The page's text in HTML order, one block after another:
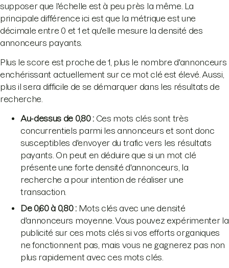
supposer que l'échelle est à peu près la même. La
principale différence ici est que la métrique est une
décimale entre 0 et 1 et qu'elle mesure la densité des
annonceurs payants.
Plus le score est proche de 1, plus le nombre d'annonceurs
enchérissant actuellement sur ce mot clé est élevé. Aussi,
plus il sera difficile de se démarquer dans les résultats de
recherche.
Au-dessus de 0,80 : Ces mots clés sont très
concurrentiels parmi les annonceurs et sont donc
susceptibles d'envoyer du trafic vers les résultats
payants. On peut en déduire que si un mot clé
présente une forte densité d'annonceurs, la
recherche a pour intention de réaliser une
transaction.
De 0,60 à 0,80 :Mots clés avec une densité
d'annonceurs moyenne. Vous pouvez expérimenter la
publicité sur ces mots clés si vos efforts organiques
ne fonctionnent pas, mais vous ne gagnerez pas non
plus rapidement avec ces mots clés.